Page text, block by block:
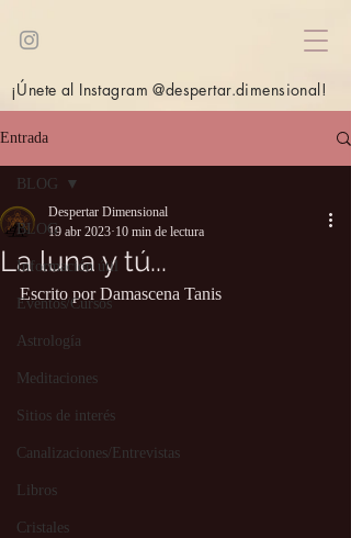
¡Únete al Instagram @despertar.dimensional!
Entrada
BLOG
Información útil
Eventos/Cursos
Astrología
Meditaciones
Sitios de interés
Canalizaciones/Entrevistas
Libros
Cristales
BLOG
La luna y tú...
Despertar Dimensional
19 abr 2023 10 min de lectura
Escrito por Damascena Tanis